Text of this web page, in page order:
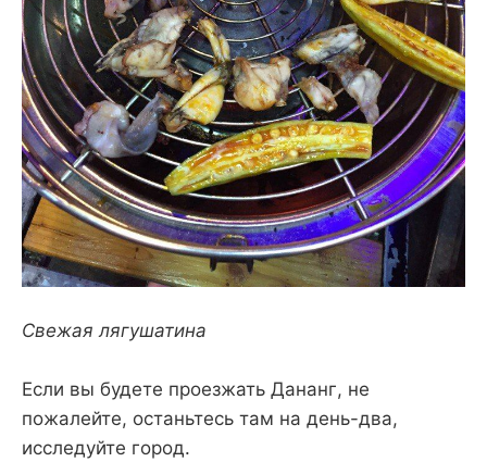
Свежая лягушатина
Если вы будете проезжать Дананг, не
пожалейте, останьтесь там на день-два,
исследуйте город.